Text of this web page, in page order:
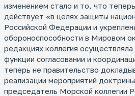
изменением стало и то, что
действует «в целях защиты
Российской Федерации и
обороноспособности в Мировом
редакциях коллегия
функции согласовании и
теперь не правительство
реализации мероприятий
председатель Морской коллегии